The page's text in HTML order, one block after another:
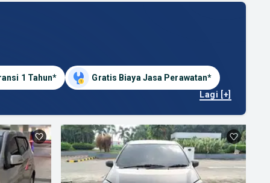
1 Tahun*
Gratis Biaya Jasa Perawatan*
Lagi [+]